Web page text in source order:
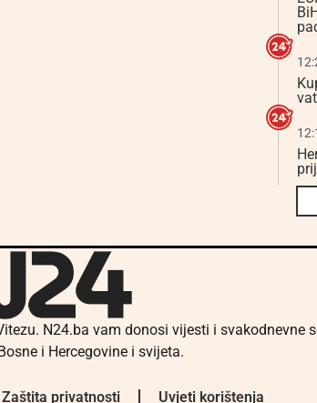
N24.ba vam donosi vijesti i svakodnevne
i Hercegovine i svijeta.
Zaštita privatnosti Uvjeti korištenja